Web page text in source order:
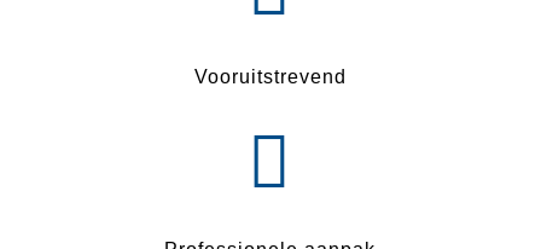
Vooruitstrevend
